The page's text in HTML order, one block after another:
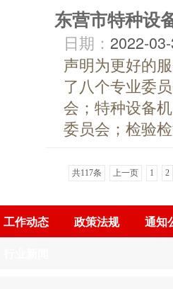
东营市特种设
日期： 2022-
声明为更好的
了八个专业委
会；特种设备
委员会；检验
共117条 上一页 1 2
工作动态 政策法规
通知